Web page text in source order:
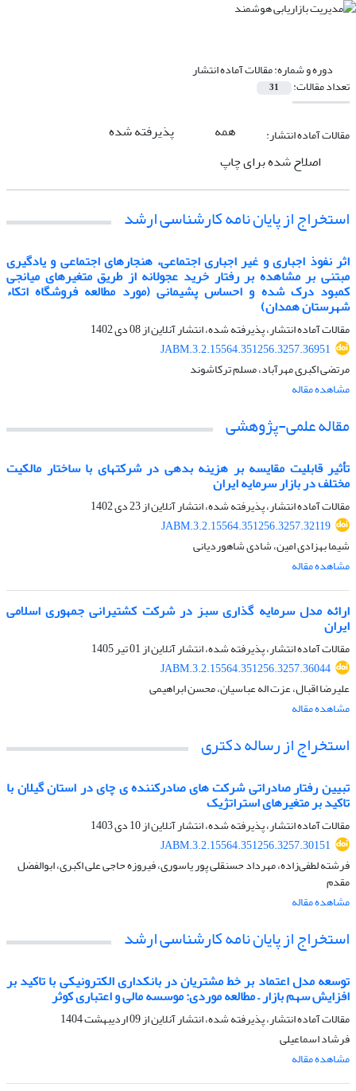
دوره و شماره:مقالات آماده انتشار
تعداد مقالات: 31
مقالات آماده انتشار: همه
پذیرفته شده
اصلاح شده برای چاپ
استخراج از پایان نامه کارشناسی ارشد
اثر نفوذ اجباری و غیر اجباری اجتماعی، هنجارهای اجتماعی و یادگیری
مبتنی بر مشاهده بر رفتار خرید عجولانه از طریق متغیرهای میانجی
کمبود درک شده و احساس پشیمانی (مورد مطالعه فروشگاه اتکاء
شهرستان همدان)
مقالات آماده انتشار، پذیرفته شده، انتشار آنلاین از08 دی 1402
JABM.3.2.15564.351256.3257.36951
مرتضی اکبری مهرآباد، مسلم ترکاشوند
مشاهده مقاله
مقاله علمی-پژوهشی
تأثیر قابلیت مقایسه بر هزینه بدهی در شرکتهای با ساختار مالکیت
مختلف در بازار سرمایه ایران
مقالات آماده انتشار، پذیرفته شده، انتشار آنلاین از23 دی 1402
JABM.3.2.15564.351256.3257.32119
شیما بهزادی امین، شادی شاهوردیانی
مشاهده مقاله
ارائه مدل سرمایه گذاری سبز در شرکت کشتیرانی جمهوری اسلامی
ایران
مقالات آماده انتشار، پذیرفته شده، انتشار آنلاین از01 تیر 1405
JABM.3.2.15564.351256.3257.36044
علیرضا اقبال، عزت اله عباسیان، محسن ابراهیمی
مشاهده مقاله
استخراج از رساله دکتری
تبیین رفتار صادراتی شرکت های صادرکننده ی چای در استان گیلان با
تاکید بر متغیرهای استراتژیک
مقالات آماده انتشار، پذیرفته شده، انتشار آنلاین از10 دی 1403
JABM.3.2.15564.351256.3257.30151
فرشته لطفی‌زاده، مهرداد حسنقلی پور یاسوری، فیروزه حاجی علی اکبری، ابوالفضل
مقدم
مشاهده مقاله
استخراج از پایان نامه کارشناسی ارشد
توسعه مدل اعتماد بر خط مشتریان در بانکداری الکترونیکی با تاکید بر
افزایش سهم بازار – مطالعه موردی: موسسه مالی و اعتباری کوثر
مقالات آماده انتشار، پذیرفته شده، انتشار آنلاین از09 اردیبهشت 1404
فرشاد اسماعیلی
مشاهده مقاله